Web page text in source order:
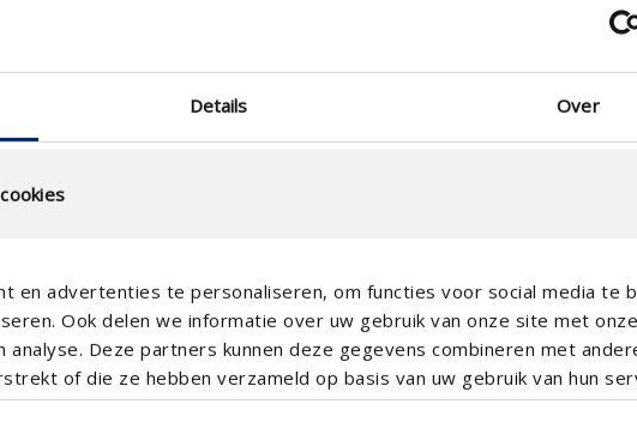
Details Over
en advertenties te personaliseren, om functies voor social media te
Ook delen we informatie over uw gebruik van onze site met
Deze partners kunnen deze gegevens combineren met
of die ze hebben verzameld op basis van uw gebruik van hun